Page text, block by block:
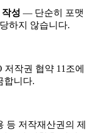
성 — 단순히 포맷
하지 않습니다.
작권 협약 11조에
합니다.
등 저작재산권의 제